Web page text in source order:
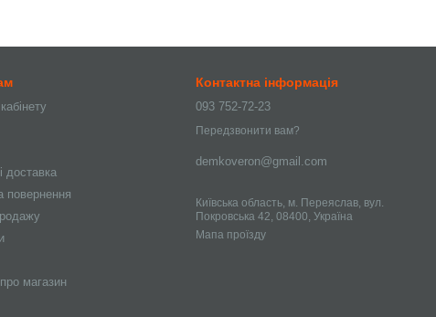
доставка
повернення
магазин
Контактна інформація
093 752-72-23
Передзвонити вам?
demkoveron@gmail.com
Київська область, м. Переяслав, вул.
Покровська 42, 08400, Україна
Мапа проїзду